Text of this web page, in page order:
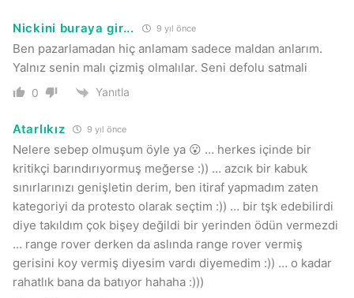
Nickini buraya gir... 9 yıl önce
Ben pazarlamadan hiç anlamam sadece maldan anlarım.
Yalnız senin malı çizmiş olmalılar. Seni defolu satmali
0 Yanıtla
Atarlıkız 9 yıl önce
Nelere sebep olmuşum öyle ya 😮 … herkes içinde bir
kritikçi barındırıyormuş meğerse :)) … azcık bir kabuk
sınırlarınızı genişletin derim, ben itiraf yapmadım zaten
kategoriyi da protesto olarak seçtim :)) … bir tşk edebilirdi
diye takıldım çok bişey değildi bir yerinden ödün vermezdi
… range rover derken da aslında range rover vermiş
gerisini koy vermiş diyesim vardı diyemedim :)) … o kadar
rahatlık bana da batıyor hahaha :)))